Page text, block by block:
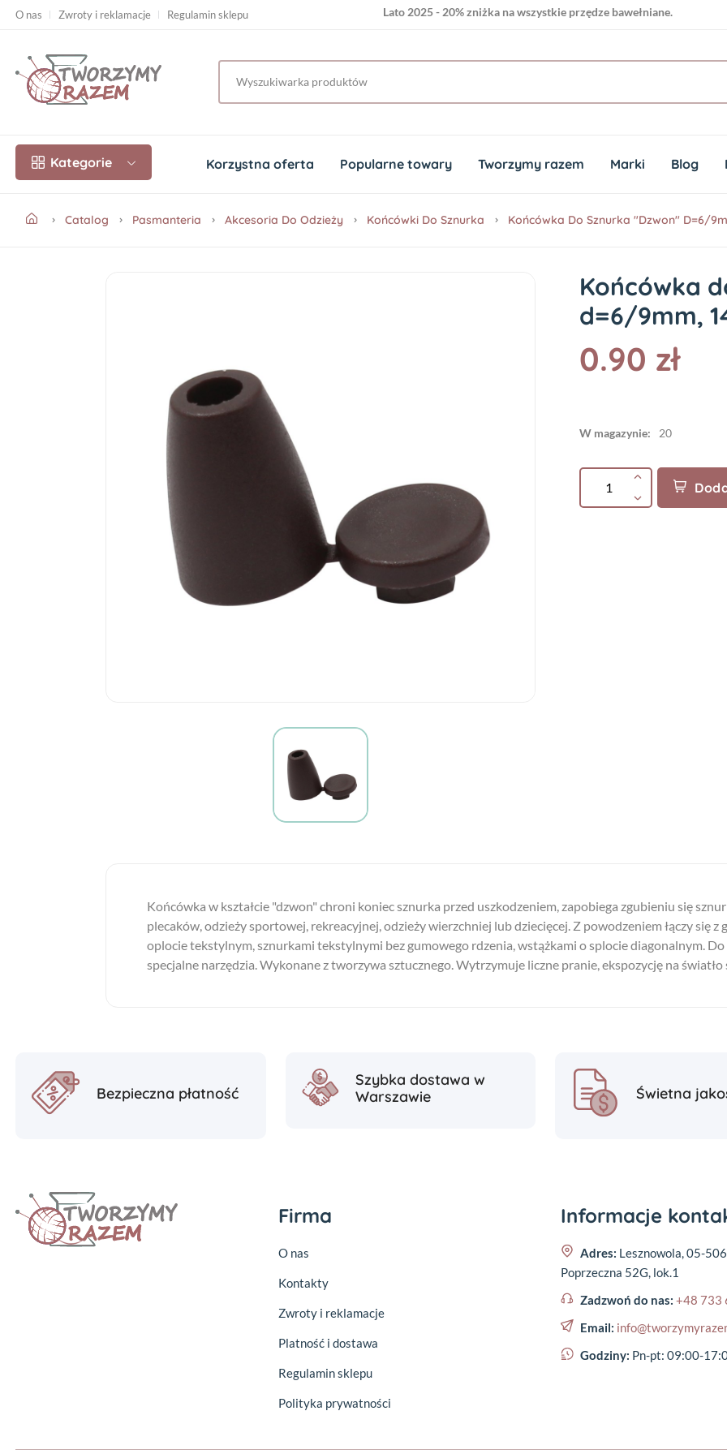
O nas Zwroty i reklamacje Regulamin sklepu Lato 2025 - 20% zniżka na wszystkie przędze bawełniane.
Kategorie Korzystna oferta Popularne towary Tworzymy razem Marki Blog
Catalog Pasmanteria Akcesoria Do Odzieży Końcówki Do Sznurka Końcówka Do Sznurka "dzwon" D=6/
Końcówka
d=6/9mm,
0.90 zł
W magazynie: 20
Końcówka w kształcie "dzwon" chroni koniec sznurka przed uszkodzeniem, zapobiega zgubieniu się
plecaków, odzieży sportowej, rekreacyjnej, odzieży wierzchniej lub dziecięcej. Z powodzeniem łączy się
oplocie tekstylnym, sznurkami tekstylnymi bez gumowego rdzenia, wstążkami o splocie diagonalnym.
specjalne narzędzia. Wykonane z tworzywa sztucznego. Wytrzymuje liczne pranie, ekspozycję na światło
Bezpieczna płatność
Szybka dostawa w
Warszawie
Świetna
Firma
O nas
Kontakty
Zwroty i reklamacje
Platność i dostawa
Regulamin sklepu
Polityka prywatności
Informacje
Adres: Lesznowola, 05-
Poprzeczna 52G, lok.1
Zadzwoń do nas: +48 733
Email:
Godziny: Pn-pt: 09:00-